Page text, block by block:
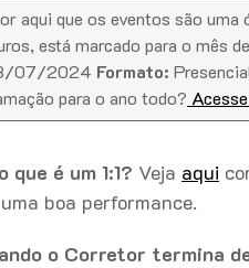
aqui que os eventos são
está marcado para o mês
07/2024 Formato:
para o ano todo?
é um 1:1? Veja aqui
boa performance.
o Corretor termina